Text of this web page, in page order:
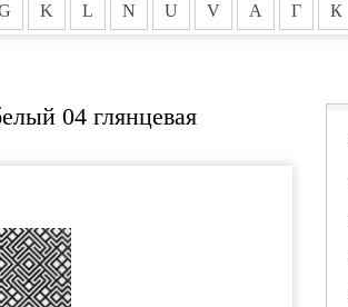
K L N U V А Г К
04 глянцевая